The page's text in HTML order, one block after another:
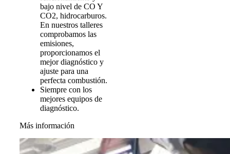
bajo nivel de CO Y
CO2, hidrocarburos.
En nuestros talleres
comprobamos las
emisiones,
proporcionamos el
mejor diagnóstico y
ajuste para una
perfecta combustión.
Siempre con los
mejores equipos de
diagnóstico.
Más información